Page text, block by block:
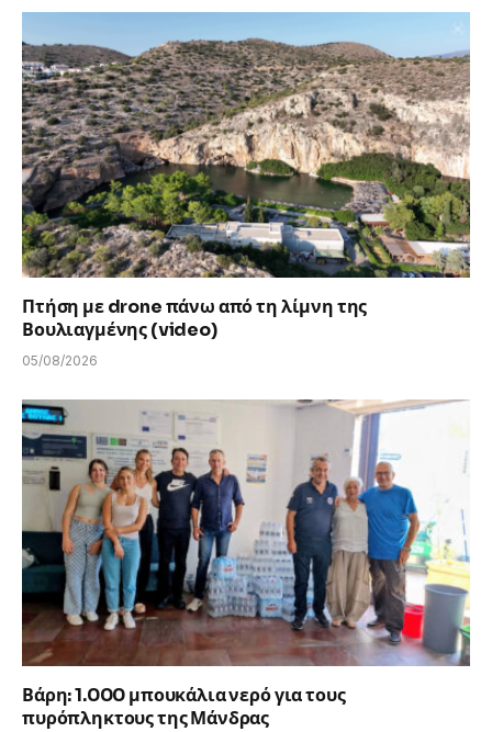
Πτήση με drone πάνω από τη λίμνη της
Βουλιαγμένης (video)
05/08/2026
Βάρη: 1.000 μπουκάλια νερό για τους
πυρόπληκτους της Μάνδρας